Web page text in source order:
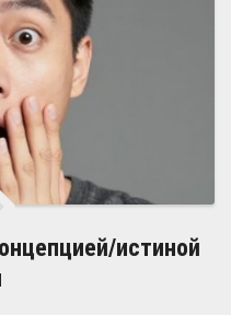
истиной